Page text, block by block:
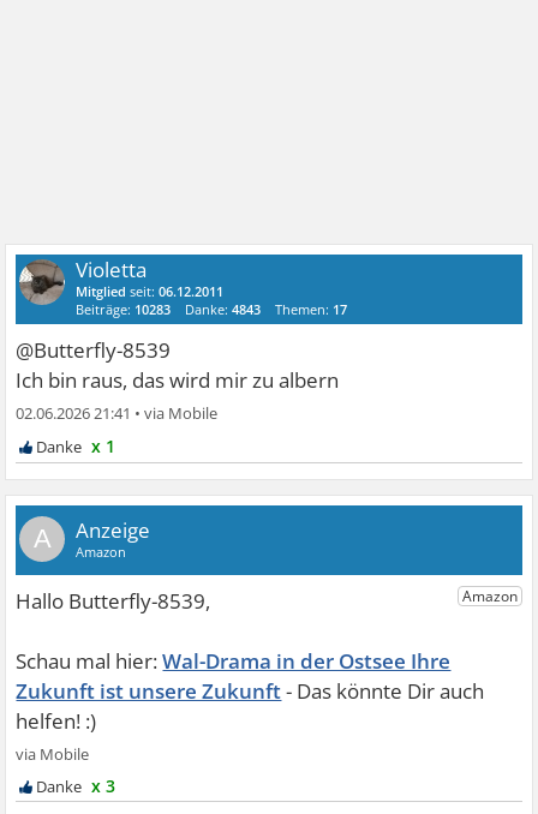
Violetta
Mitglied seit:06.12.2011
Beiträge: 10283 Danke:4843 Themen: 17
@Butterfly-8539
Ich bin raus, das wird mir zu albern
02.06.2026 21:41 •
x 1
A
Wal-Drama in der Ostsee Ihre
Zukunft ist unsere Zukunft
x 3